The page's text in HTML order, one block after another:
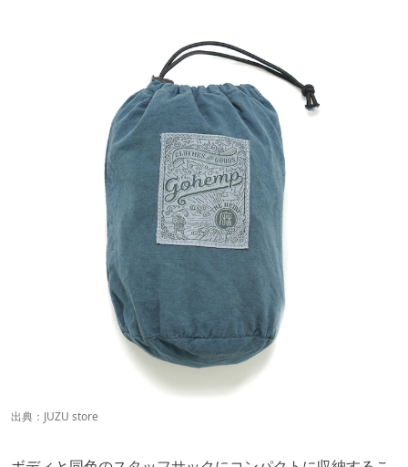
出典： JUZU store